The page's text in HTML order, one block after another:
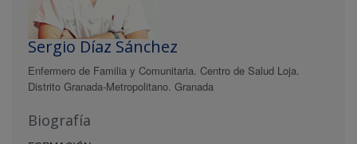
Sergio Díaz Sánchez
Enfermero de Familia y Comunitaria. Centro de Salud Loja.
Distrito Granada-Metropolitano. Granada
Biografía